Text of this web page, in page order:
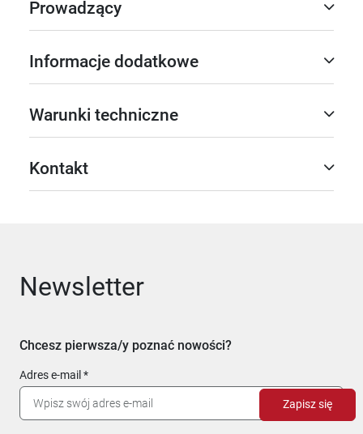
Prowadzący
Informacje dodatkowe
Warunki techniczne
Kontakt
Newsletter
Chcesz pierwsza/y poznać nowości?
Adres e-mail
Zapisz się